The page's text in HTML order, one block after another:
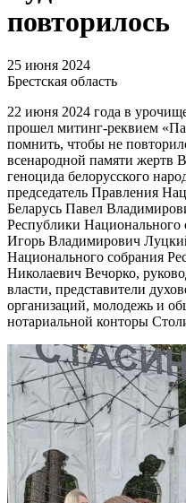
повторилось
25 июня 2024
Брестская область
22 июня 2024 года в
прошел митинг-реквием
помнить, чтобы не
всенародной памяти жертв
геноцида белорусского
председатель Правления
Беларусь Павел
Республики Национального
Игорь Владимирович
Национального собрания
Николаевич Вечорко,
власти, представители
организаций, молодежь и
нотариальной конторы